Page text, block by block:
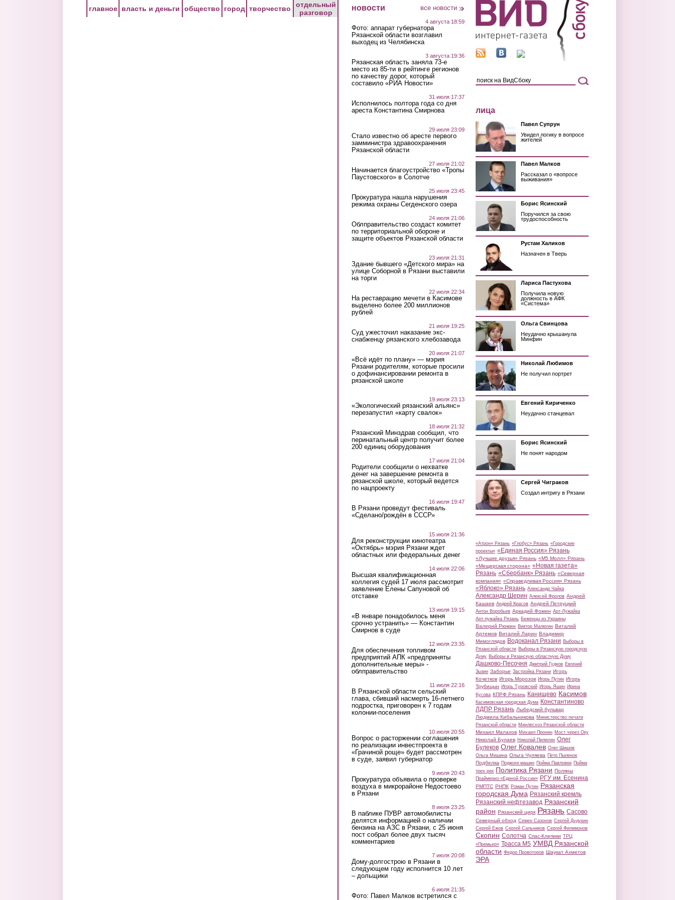
главное власть и деньги общество город творчество
отдельный
разговор
новости все новости
4 августа 18:59
Фото: аппарат губернатора
Рязанской области возглавил
выходец из Челябинска
3 августа 19:36
Рязанская область заняла 73-е
место из 85-ти в рейтинге регионов
по качеству дорог, который
составило «РИА Новости»
31 июля 17:37
Исполнилось полтора года со дня
ареста Константина Смирнова
29 июля 23:09
Стало известно об аресте первого
замминистра здравоохранения
Рязанской области
27 июля 21:02
Начинается благоустройство «Тропы
Паустовского» в Солотче
25 июля 23:45
Прокуратура нашла нарушения
режима охраны Сегденского озера
24 июля 21:06
Облправительство создаст комитет
по территориальной обороне и
защите объектов Рязанской области
23 июля 21:31
Здание бывшего «Детского мира» на
улице Соборной в Рязани выставили
на торги
22 июля 22:34
На реставрацию мечети в Касимове
выделено более 200 миллионов
рублей
21 июля 19:25
Суд ужесточил наказание экс-
снабженцу рязанского хлебозавода
20 июля 21:07
«Всё идёт по плану» — мэрия
Рязани родителям, которые просили
о дофинансировании ремонта в
рязанской школе
19 июля 23:13
«Экологический рязанский альянс»
перезапустил «карту свалок»
18 июля 21:32
Рязанский Минздрав сообщил, что
перинатальный центр получит более
200 единиц оборудования
17 июля 21:04
Родители сообщили о нехватке
денег на завершение ремонта в
рязанской школе, который ведется
по нацпроекту
16 июля 19:47
В Рязани проведут фестиваль
«Сделано/рождён в СССР»
15 июля 21:36
Для реконструкции кинотеатра
«Октябрь» мэрия Рязани ждет
областных или федеральных денег
14 июля 22:06
Высшая квалификационная
коллегия судей 17 июля рассмотрит
заявление Елены Сапуновой об
отставке
13 июля 19:15
«В январе понадобилось меня
срочно устранить» — Константин
Смирнов в суде
12 июля 23:35
Для обеспечения топливом
предприятий АПК «предприняты
дополнительные меры» -
облправительство
11 июля 22:16
В Рязанской области сельский
глава, сбивший насмерть 16-летнего
подростка, приговорен к 7 годам
колонии-поселения
10 июля 20:55
Вопрос о расторжении соглашения
по реализации инвестпроекта в
«Грачиной роще» будет рассмотрен
в суде, заявил губернатор
9 июля 20:43
Прокуратура объявила о проверке
воздуха в микрорайоне Недостоево
в Рязани
8 июля 23:25
В паблике ПУВР автомобилисты
делятся информацией о наличии
бензина на АЗС в Рязани, с 25 июня
пост собрал более двух тысяч
комментариев
7 июля 20:08
Дому-долгострою в Рязани в
следующем году исполнится 10 лет
– дольщики
6 июля 21:35
Фото: Павел Малков встретился с
лица
Павел Супрун
Увидел логику в вопросе
жителей
Павел Малков
Рассказал о «вопросе
выживания»
Борис Ясинский
Поручился за свою
трудоспособность
Рустам Халиков
Назначен в Тверь
Лариса Пастухова
Получила новую
должность в АФК
«Система»
Ольга Свинцова
Неудачно крышанула
Минфин
Николай Любимов
Не получил портрет
Евгений Кириченко
Неудачно станцевал
Борис Ясинский
Не понят народом
Сергей Чиграков
Создал интригу в Рязани
«Атрон» Рязань «Глобус» Рязань «Городские
проекты» «Единая Россия» Рязань
«Лучшие друзья» Рязань «М5 Молл» Рязань
«Мещерская сторона» «Новая газета»
Рязань «Сбербанк» Рязань «Северная
компания» «Справедливая Россия» Рязань
«Яблоко» Рязань Александр Чайка
Александр Шерин Алексей Фролов Андрей
Кашаев Андрей Красов Андрей Петруцкий
Антон Воробьев Аркадий Фомин Арт-Лужайка
Арт-лужайка Рязань Беженцы из Украины
Валерий Рюмин Виктор Малюгин Виталий
Артемов Виталий Ларин Владимир
Мимоглядов Водоканал Рязани Выборы в
Рязанской области Выборы в Рязанскую городскую
Думу Выборы в Рязанскую областную Думу
Дашково-Песочня Дмитрий Гудков Евгений
Зызин Заборье Застройка Рязани Игорь
Кочетков Игорь Морозов Игорь Путин Игорь
Трубицын Игорь Туровский Игорь Яшин Ирина
Кусова КПРФ Рязань Канищево Касимов
Касимовская городская Дума Константиново
ЛДПР Рязань Лыбедский бульвар
Людмила Кибальникова Министерство печати
Рязанской области Минлесхоз Рязанской области
Михаил Малахов Михаил Пронин Мост через Оку
Николай Булаев Николай Пилюгин Олег
Булеков Олег Ковалев Олег Шишов
Ольга Мишина Ольга Чуляева Петр Пыленок
Подбелка Поджоги машин Пойма Павловки Пойма
трех рек Политика Рязани Поляны
Праймериз «Единой России» РГУ им. Есенина
РМПТС РНПК Роман Путин Рязанская
городская Дума Рязанский кремль
Рязанский нефтезавод Рязанский
район Рязанский цирк Рязань Сасово
Северный обход Семен Сазонов Сергей Дудукин
Сергей Ежов Сергей Сальников Сергей Филимонов
Скопин Солотча Спас-Клепики ТРЦ
«Премьер» Трасса М5 УМВД Рязанской
области Федор Провоторов Шаукат Ахметов
ЭРА